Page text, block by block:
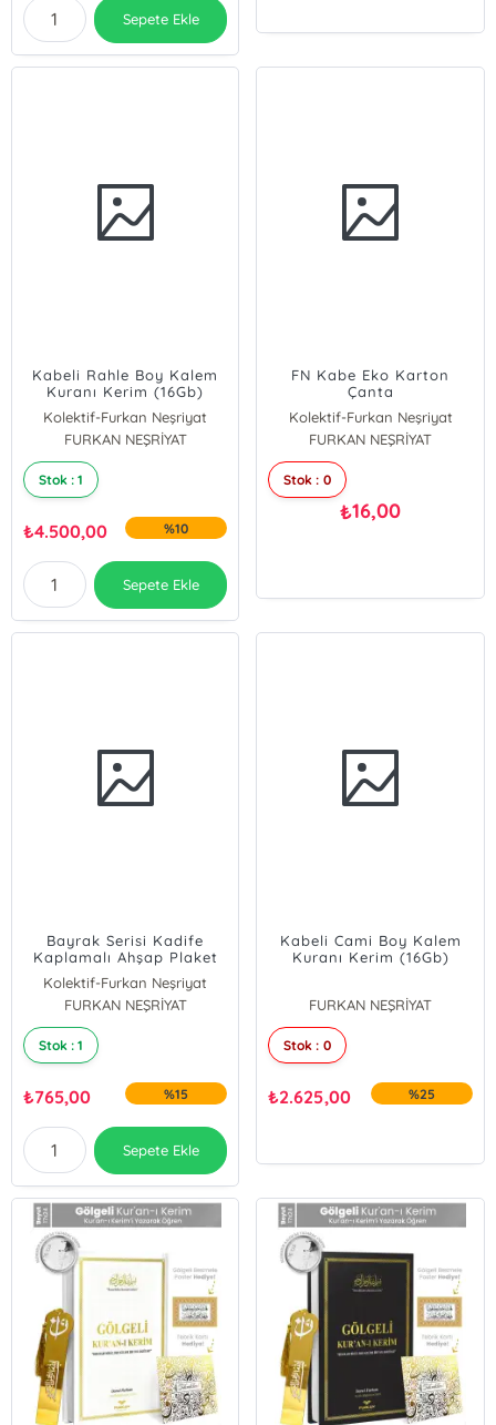
Sepete Ekle
Kabeli Rahle Boy Kalem
Kuranı Kerim (16Gb)
Kolektif-Furkan Neşriyat
FURKAN NEŞRİYAT
Stok : 1
₺4.500,00 %10
Sepete Ekle
FN Kabe Eko Karton
Çanta
Kolektif-Furkan Neşriyat
FURKAN NEŞRİYAT
Stok : 0
₺16,00
Bayrak Serisi Kadife
Kaplamalı Ahşap Plaket
Kutu + Çanta Boy Arapça
Kadife Kuran + Türk
Bayrağı + Cam İnci Tesbih
+ Taşıma Çantası Hediye
Kolektif-Furkan Neşriyat
FURKAN NEŞRİYAT
Stok : 1
₺765,00 %15
Sepete Ekle
Kabeli Cami Boy Kalem
Kuranı Kerim (16Gb)
FURKAN NEŞRİYAT
Stok : 0
₺2.625,00 %25